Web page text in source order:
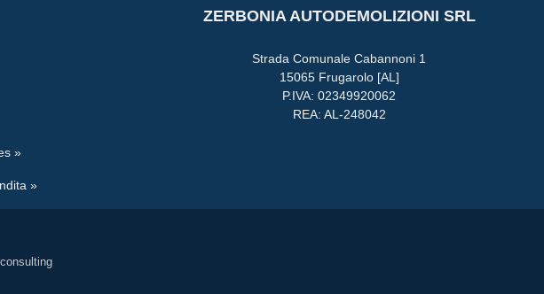
»
»
ZERBONIA AUTODEMOLIZIONI SRL
Strada Comunale Cabannoni 1
15065 Frugarolo [AL]
P.IVA: 02349920062
REA: AL-248042